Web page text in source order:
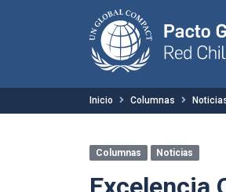
Inicio Columnas
Columnas Noticias